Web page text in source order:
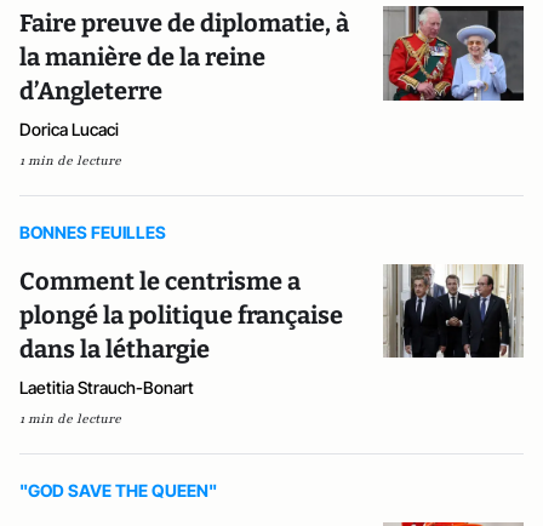
Faire preuve de diplomatie, à
la manière de la reine
d’Angleterre
Dorica Lucaci
1 min de lecture
BONNES FEUILLES
Comment le centrisme a
plongé la politique française
dans la léthargie
Laetitia Strauch-Bonart
1 min de lecture
"GOD SAVE THE QUEEN"